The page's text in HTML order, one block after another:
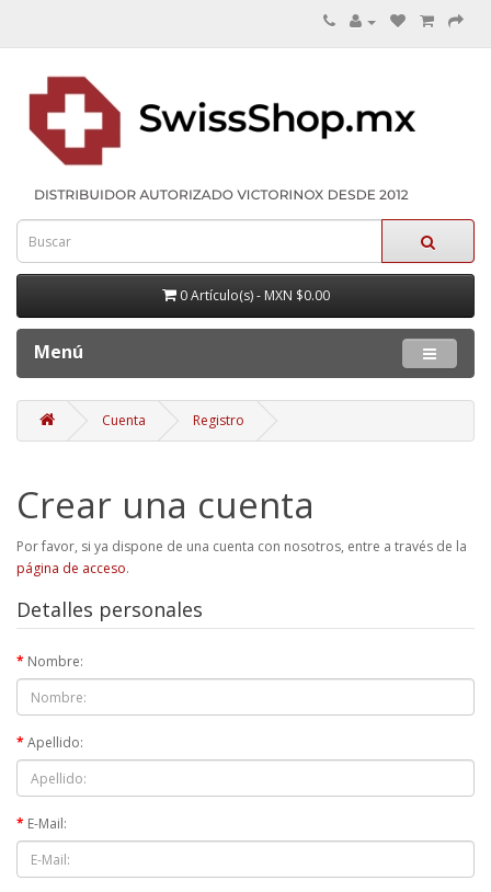
0 Artículo(s) - MXN $0.00
Menú
Cuenta Registro
Crear una cuenta
Por favor, si ya dispone de una cuenta con nosotros, entre a través de la
página de acceso.
Detalles personales
Nombre:
Apellido:
E-Mail: